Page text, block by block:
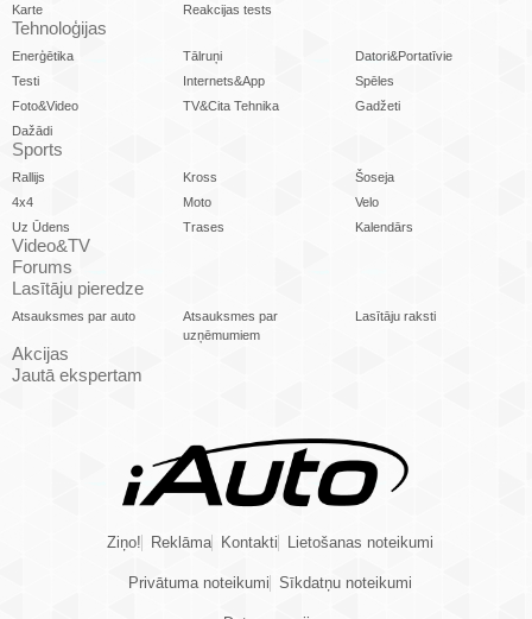
Karte
Reakcijas tests
Tehnoloģijas
Enerģētika Tālruņi
Datori&Portatīvie
Testi
Internets&App
Spēles
Foto&Video
TV&Cita Tehnika
Gadžeti
Dažādi
Sports
Rallijs Kross
Šoseja
4x4
Moto
Velo
Uz Ūdens
Trases Kalendārs
Video&TV
Forums
Lasītāju pieredze
Atsauksmes par auto
Atsauksmes par
uzņēmumiem
Lasītāju raksti
Akcijas
Jautā ekspertam
Ziņo! Reklāma Kontakti Lietošanas noteikumi
Privātuma noteikumi Sīkdatņu noteikumi